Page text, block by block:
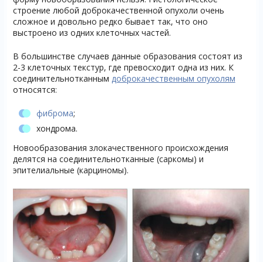
строение любой доброкачественной опухоли очень
сложное и довольно редко бывает так, что оно
выстроено из одних клеточных частей.
В большинстве случаев данные образования состоят из
2-3 клеточных текстур, где превосходит одна из них. К
соединительнотканным доброкачественным опухолям
относятся:
фиброма;
хондрома.
Новообразования злокачественного происхождения
делятся на соединительнотканные (саркомы) и
эпителиальные (карциномы).